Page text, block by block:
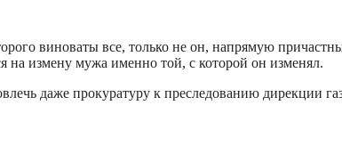
виноваты все, только не он, напрямую
на измену мужа именно той, с которой он изменял.
даже прокуратуру к преследованию дирекции